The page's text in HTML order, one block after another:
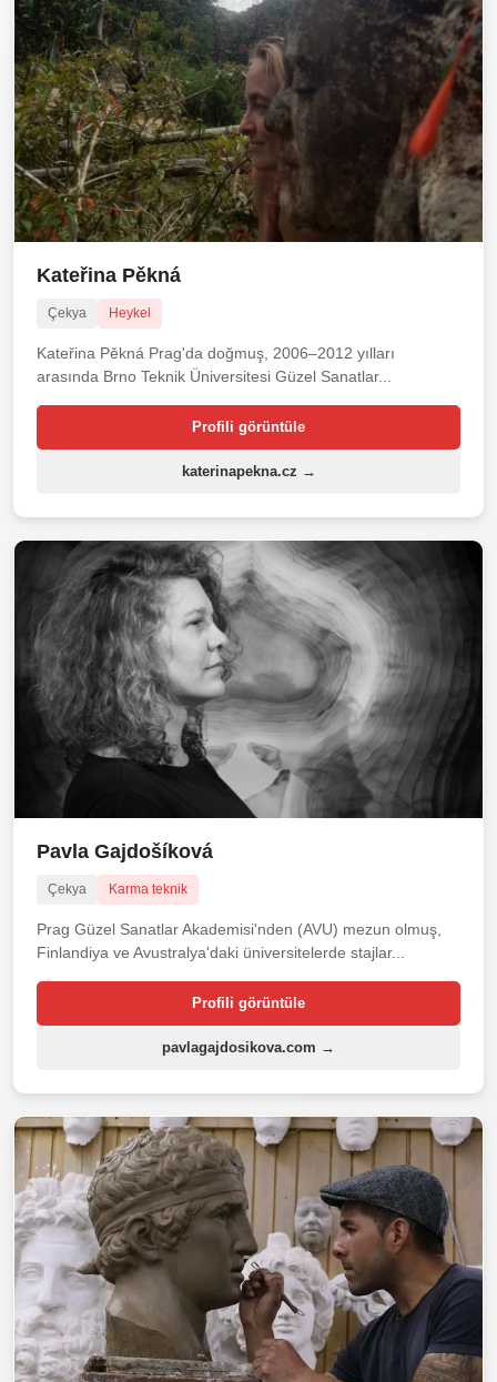
Kateřina Pěkná
Çekya Heykel
Kateřina Pěkná Prag'da doğmuş, 2006–2012 yılları
arasında Brno Teknik Üniversitesi Güzel Sanatlar...
Profili görüntüle
katerinapekna.cz →
Pavla Gajdošíková
Çekya Karma teknik
Prag Güzel Sanatlar Akademisi'nden (AVU) mezun olmuş,
Finlandiya ve Avustralya'daki üniversitelerde stajlar...
Profili görüntüle
pavlagajdosikova.com →